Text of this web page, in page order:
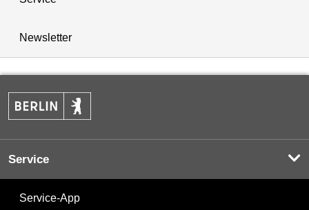
Newsletter
Service
Service-App